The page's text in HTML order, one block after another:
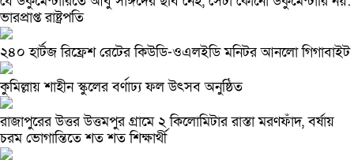
ভারপ্রাপ্ত রাষ্ট্রপতি
২৪০ হার্টজ রিফ্রেশ রেটের কিউডি-ওএলইডি মনিটর আনলো গিগাবাইট
কুমিল্লায় শাহীন স্কুলের বর্ণাঢ্য ফল উৎসব অনুষ্ঠিত
রাজাপুরের উত্তর উত্তমপুর গ্রামে ২ কিলোমিটার রাস্তা মরণফাঁদ, বর্ষায়
চরম ভোগান্তিতে শত শত শিক্ষার্থী